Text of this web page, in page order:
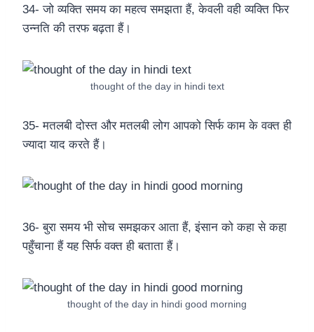
34- जो व्यक्ति समय का महत्व समझता हैं, केवली वही व्यक्ति फिर
उन्नति की तरफ बढ़ता हैं।
thought of the day in hindi text
35- मतलबी दोस्त और मतलबी लोग आपको सिर्फ काम के वक्त ही
ज्यादा याद करते हैं।
36- बुरा समय भी सोच समझकर आता हैं, इंसान को कहा से कहा
पहुँचाना हैं यह सिर्फ वक्त ही बताता हैं।
thought of the day in hindi good morning